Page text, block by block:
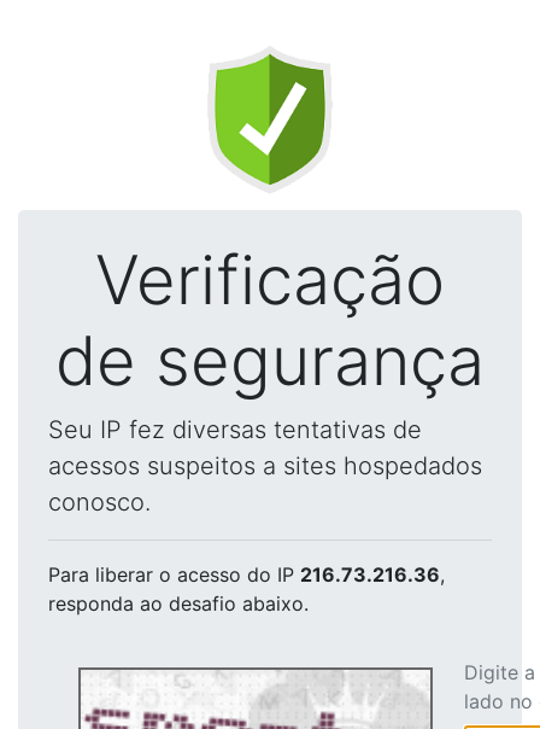
Verificação
de segurança
Seu IP fez diversas tentativas de
acessos suspeitos a sites hospedados
conosco.
Para liberar o acesso do IP 216.73.216.36,
responda ao desafio abaixo.
Digite
lado no